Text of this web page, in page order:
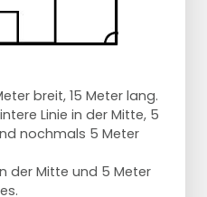
breit, 15 Meter lang.
Linie in der Mitte, 5
nochmals 5 Meter
der Mitte und 5 Meter